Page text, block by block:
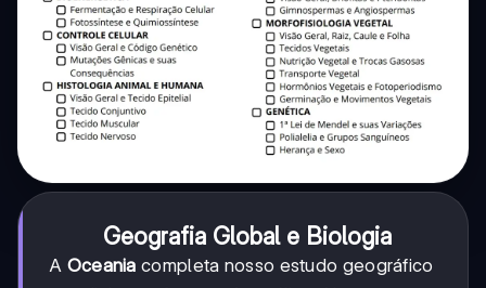
Geografia Global e Biologia
A Oceania completa nosso estudo geográfico